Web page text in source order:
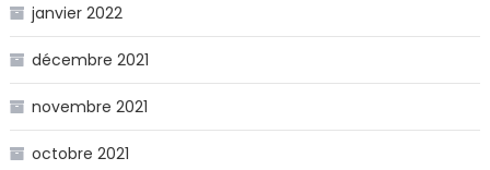
janvier 2022
décembre 2021
novembre 2021
octobre 2021